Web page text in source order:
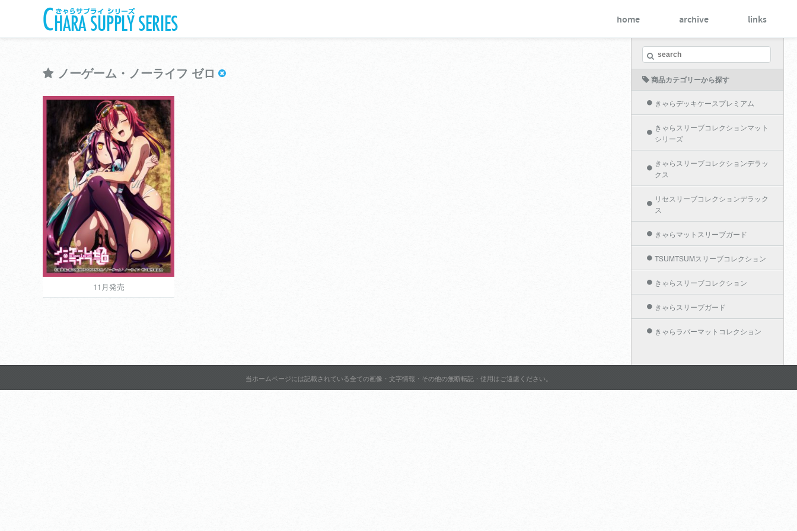
home archive links
ノーゲーム・ノーライフ ゼロ
11月発売
きゃらスリーブコレクションデラックス
ノーゲーム・ノーライフ ゼ
ロ
View more
11月発売
商品カテゴリーから探す
きゃらデッキケースプレミアム
きゃらスリーブコレクションマット
シリーズ
きゃらスリーブコレクションデラッ
クス
リセスリーブコレクションデラック
ス
きゃらマットスリーブガード
TSUMTSUMスリーブコレクション
きゃらスリーブコレクション
きゃらスリーブガード
きゃらラバーマットコレクション
当ホームページには記載されている全ての画像・文字情報・その他の無断転記・使用はご遠慮ください。